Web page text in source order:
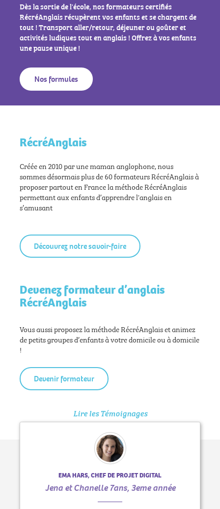
Dès la sortie de l'école, nos formateurs certifiés
RécréAnglais récupèrent vos enfants et se chargent de
tout ! Transport aller/retour, déjeuner ou goûter et
activités ludiques tout en anglais ! Offrez à vos enfants
une pause unique !
Nos formules
RécréAnglais
Créée en 2010 par une maman anglophone, nous
sommes désormais plus de 60 formateurs RécréAnglais à
proposer partout en France la méthode RécréAnglais
permettant aux enfants d’apprendre l'anglais en
s’amusant
Découvrez notre savoir-faire
Devenez formateur d’anglais
RécréAnglais
Vous aussi proposez la méthode RécréAnglais et animez
de petits groupes d’enfants à votre domicile ou à domicile
!
Devenir formateur
Lire les Témoignages
EMA HARS, CHEF DE PROJET DIGITAL
Jena et Chanelle 7ans, 3eme année